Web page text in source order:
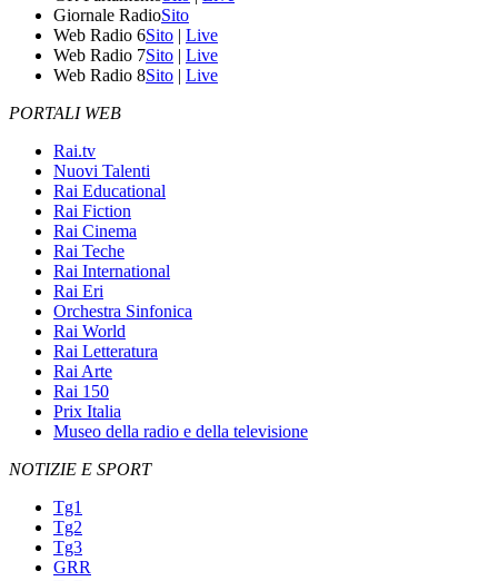
Giornale RadioSito
Web Radio 6Sito | Live
Web Radio 7Sito | Live
Web Radio 8Sito | Live
PORTALI WEB
Rai.tv
Nuovi Talenti
Rai Educational
Rai Fiction
Rai Cinema
Rai Teche
Rai International
Rai Eri
Orchestra Sinfonica
Rai World
Rai Letteratura
Rai Arte
Rai 150
Prix Italia
Museo della radio e della televisione
NOTIZIE E SPORT
Tg1
Tg2
Tg3
GRR